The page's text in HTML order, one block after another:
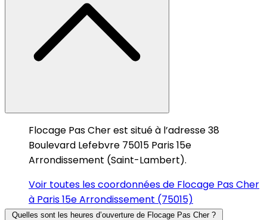
Flocage Pas Cher est situé à l’adresse 38
Boulevard Lefebvre 75015 Paris 15e
Arrondissement (Saint-Lambert).
Voir toutes les coordonnées de Flocage Pas Cher
à Paris 15e Arrondissement (75015)
Quelles sont les heures d’ouverture de Flocage Pas Cher ?